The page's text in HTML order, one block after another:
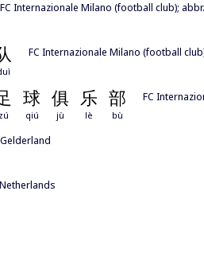
FC Internazionale Milano (football club);
FC Internazionale Milano (football
球 俱 乐 部
zú qiú jù lè bù
FC
Gelderland